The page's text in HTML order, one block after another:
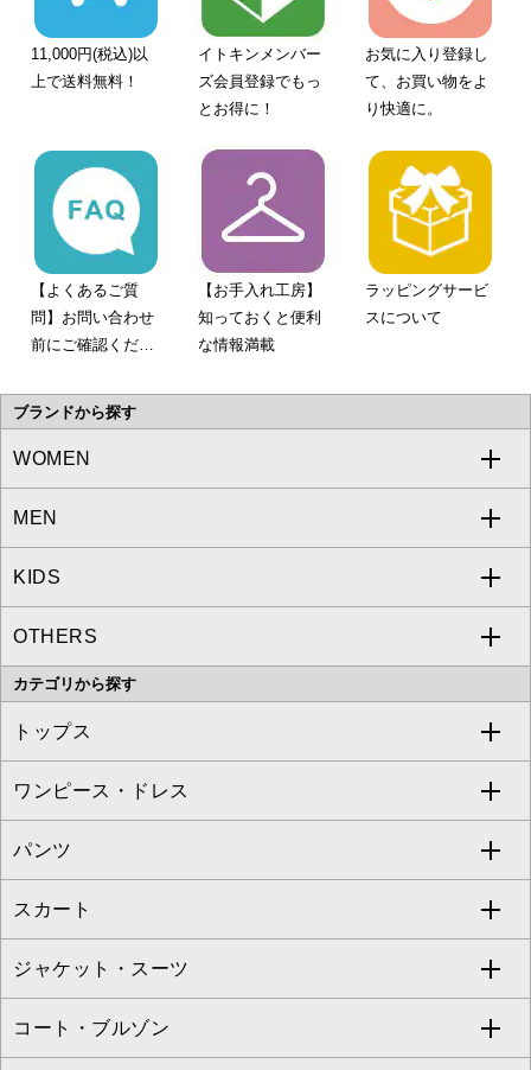
11,000円(税込)以
上で送料無料！
イトキンメンバー
ズ会員登録でもっ
とお得に！
お気に入り登録し
て、お買い物をよ
り快適に。
【よくあるご質
問】お問い合わせ
前にご確認くださ
【お手入れ工房】
知っておくと便利
な情報満載
ラッピングサービ
スについて
ブランドから探す
WOMEN
a.v.v
MICHEL KLEIN
MK MICHEL KLEIN
OFUON le MK
Sybilla
S sybilla
Jocomomola
TARA JARMON
ZAPA
TONEA
MEN
a.v.v
MICHEL KLEIN HOMME
MK MICHEL KLEIN HOMME
KIDS
a.v.v
OTHERS
MK MICHEL KLEIN BAG
EMILIO ROBBA
BUYERS SELECT
カテゴリから探す
トップス
すべてのトップス
カットソー・Tシャツ
ブラウス・シャツ
ニット・セーター
カーディガン
ワンピース・ドレス
すべてのワンピース・ドレス
ワンピース
ドレス
チュニック
パンツ
すべてのパンツ
フルレングスパンツ
クロップド・半端丈パンツ
スカート
すべてのスカート
ロング・マキシ丈スカート
ジャケット・スーツ
すべてのジャケット・スーツ
コート・ブルゾン